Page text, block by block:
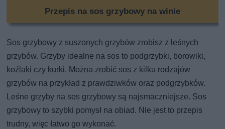
Przepis na sos grzybowy na winie
Sos grzybowy z suszonych grzybów zrobisz z leśnych
grzybów. Grzyby idealne na sos to podgrzybki, borowiki,
koźlaki czy kurki. Można zrobić sos z kilku rodzajów
grzybów na przykład z prawdziwków oraz podgrzybków.
Leśne grzyby na sos grzybowy są najsmaczniejsze. Sos
grzybowy to szybki pomysł na obiad. Nie jest to przepis
trudny, więc łatwo go wykonać.